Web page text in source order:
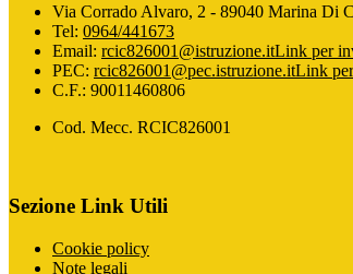
Via Corrado Alvaro, 2 - 89040 Marina Di
Tel: 0964/441673
Email: rcic826001@istruzione.itLink per
PEC: rcic826001@pec.istruzione.itLink
C.F.: 90011460806
Cod. Mecc. RCIC826001
Sezione Link Utili
Cookie policy
Note legali